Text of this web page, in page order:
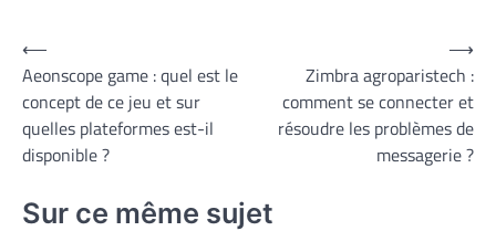
Navigation
de
l’article
⟵
Aeonscope game : quel est le
concept de ce jeu et sur
quelles plateformes est-il
disponible ?
Zimbra agroparistech :
comment se connecter et
résoudre les problèmes de
messagerie ?
⟶
Sur ce même sujet